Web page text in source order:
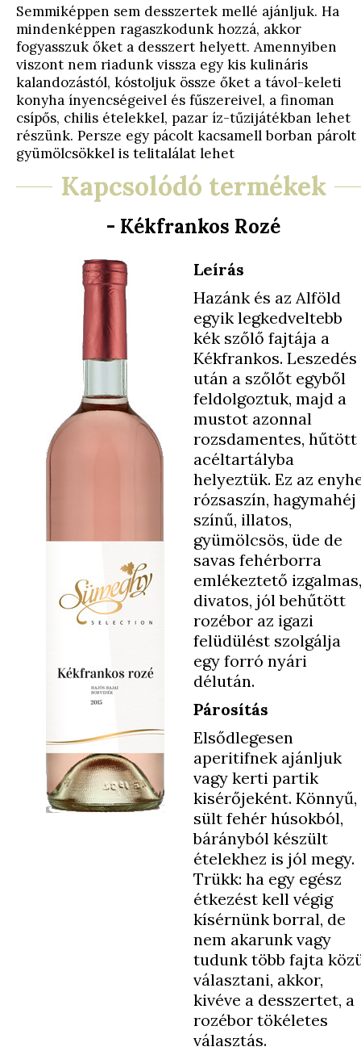
Semmiképpen sem desszertek mellé ajánljuk. Ha
mindenképpen ragaszkodunk hozzá, akkor
fogyasszuk őket a desszert helyett. Amennyiben
viszont nem riadunk vissza egy kis kulináris
kalandozástól, kóstoljuk össze őket a távol-keleti
konyha ínyencségeivel és fűszereivel, a finoman
csípős, chilis ételekkel, pazar íz-tűzijátékban lehet
részünk. Persze egy pácolt kacsamell borban párolt
gyümölcsökkel is telitalálat lehet
Kapcsolódó termékek
- Kékfrankos Rozé
Leírás
Hazánk és az Alföld
egyik legkedveltebb
kék szőlő fajtája a
Kékfrankos. Leszedés
után a szőlőt egyből
feldolgoztuk, majd a
mustot azonnal
rozsdamentes, hűtött
acéltartályba
helyeztük. Ez az
rózsaszín, hagymahéj
színű, illatos,
gyümölcsös, üde de
savas fehérborra
emlékeztető izgalmas,
divatos, jól behűtött
rozébor az igazi
felüdülést szolgálja
egy forró nyári
délután.
Párosítás
Elsődlegesen
aperitifnek ajánljuk
vagy kerti partik
kisérőjeként. Könnyű,
sült fehér húsokból,
bárányból készült
ételekhez is jól megy.
Trükk: ha egy egész
étkezést kell végig
kísérnünk borral, de
nem akarunk vagy
tudunk több fajta
választani, akkor,
kivéve a desszertet, a
rozébor tökéletes
választás.